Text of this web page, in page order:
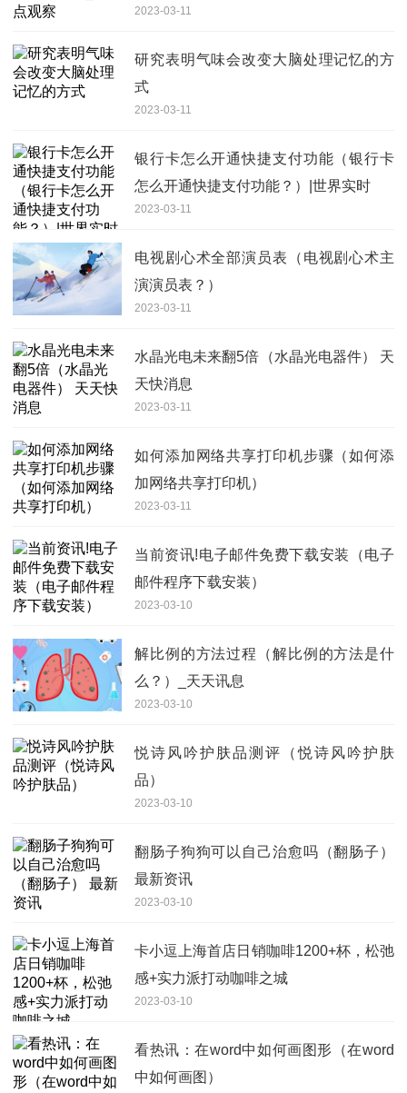
2023-03-11
研究表明气味会改变大脑处理记忆的方
式
2023-03-11
银行卡怎么开通快捷支付功能（银行卡
怎么开通快捷支付功能？）|世界实时
2023-03-11
电视剧心术全部演员表（电视剧心术主
演演员表？）
2023-03-11
水晶光电未来翻5倍（水晶光电器件） 天
天快消息
2023-03-11
如何添加网络共享打印机步骤（如何添
加网络共享打印机）
2023-03-11
当前资讯!电子邮件免费下载安装（电子
邮件程序下载安装）
2023-03-10
解比例的方法过程（解比例的方法是什
么？）_天天讯息
2023-03-10
悦诗风吟护肤品测评（悦诗风吟护肤
品）
2023-03-10
翻肠子狗狗可以自己治愈吗（翻肠子）
最新资讯
2023-03-10
卡小逗上海首店日销咖啡1200+杯，松弛
感+实力派打动咖啡之城
2023-03-10
看热讯：在word中如何画图形（在word
中如何画图）